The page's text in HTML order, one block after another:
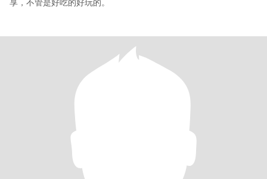
享，不管是好吃的好玩的。